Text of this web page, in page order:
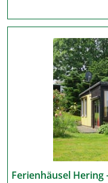
Ferienhäusel Hering